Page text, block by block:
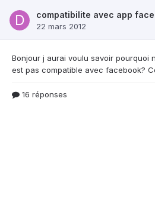
compatibilite avec app
22 mars 2012
Bonjour j aurai voulu savoir pourquoi
est pas compatible avec facebook?
16 réponses